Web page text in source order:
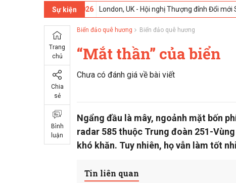
Sự kiện
London, UK - Hội nghị Thượng đỉnh Đổi mới Sáng tạo trong
Trang
chủ
Chia
sẻ
Bình
luận
Biển đảo quê hương Biển đảo quê hương
“Mắt thần” của biển
Chưa có đánh giá về bài viết
Ngẩng đầu là mây, ngoảnh mặt bốn
radar 585 thuộc Trung đoàn 251-
khó khăn. Tuy nhiên, họ vẫn làm tốt
Tin liên quan